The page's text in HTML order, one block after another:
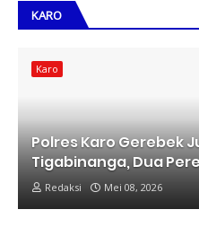
KARO
Karo
Polres Karo Gerebek
Tigabinanga, Dua
Redaksi Mei 08, 2026